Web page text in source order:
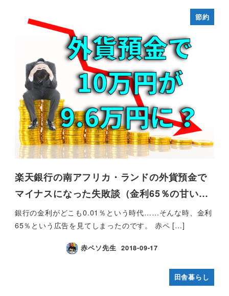
節約
楽天銀行の南アフリカ・ランドの外貨預金で
マイナスになった失敗談（金利65％の甘い…
銀行の金利がどこも0.01％という時代……そんな時、金利
65％という広告を見てしまったのです。 赤ペ […]
赤ペソ先生 2018-09-17
田舎暮らし